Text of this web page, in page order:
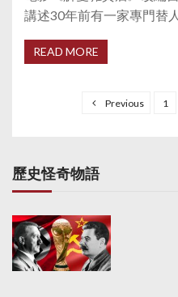
講述30年前有一家專門替
READ MORE
s
p
a
g
i
Previous 1
歷史怪奇物語